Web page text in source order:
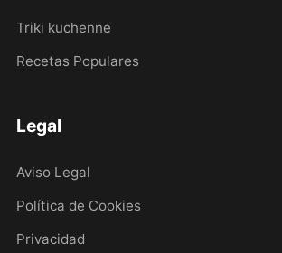
Triki kuchenne
Recetas Populares
Legal
Aviso Legal
Política de Cookies
Privacidad